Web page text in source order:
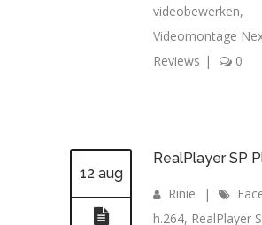
videobewerken,
Videomontage
Reviews | 0
12 aug
RealPlayer SP
Rinie |
h.264, RealPlayer